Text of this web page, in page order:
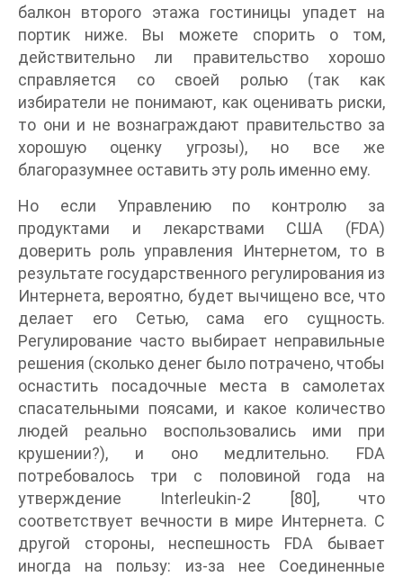
балкон второго этажа гостиницы упадет на
портик ниже. Вы можете спорить о том,
действительно ли правительство хорошо
справляется со своей ролью (так как
избиратели не понимают, как оценивать риски,
то они и не вознаграждают правительство за
хорошую оценку угрозы), но все же
благоразумнее оставить эту роль именно ему.
Но если Управлению по контролю за
продуктами и лекарствами США (FDA)
доверить роль управления Интернетом, то в
результате государственного регулирования из
Интернета, вероятно, будет вычищено все, что
делает его Сетью, сама его сущность.
Регулирование часто выбирает неправильные
решения (сколько денег было потрачено, чтобы
оснастить посадочные места в самолетах
спасательными поясами, и какое количество
людей реально воспользовались ими при
крушении?), и оно медлительно. FDA
потребовалось три с половиной года на
утверждение Interleukin-2 [80], что
соответствует вечности в мире Интернета. С
другой стороны, неспешность FDA бывает
иногда на пользу: из-за нее Соединенные